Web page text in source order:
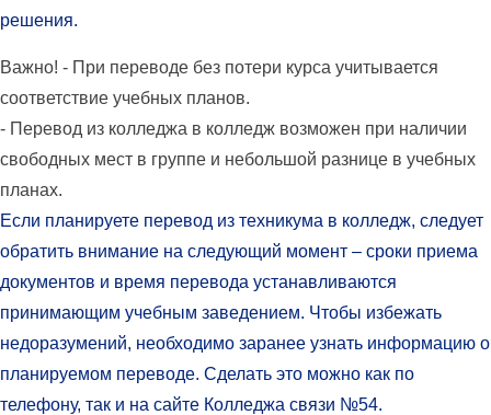
решения.
Важно! - При переводе без потери курса учитывается
соответствие учебных планов.
- Перевод из колледжа в колледж возможен при наличии
свободных мест в группе и небольшой разнице в учебных
планах.
Если планируете перевод из техникума в колледж, следует
обратить внимание на следующий момент – сроки приема
документов и время перевода устанавливаются
принимающим учебным заведением. Чтобы избежать
недоразумений, необходимо заранее узнать информацию о
планируемом переводе. Сделать это можно как по
телефону, так и на сайте Колледжа связи №54.